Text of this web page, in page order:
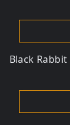
Black Rabbit